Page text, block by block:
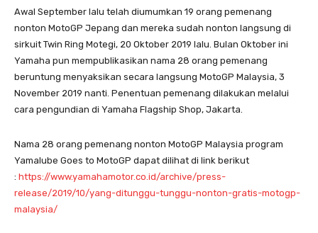
Awal September lalu telah diumumkan 19 orang pemenang
nonton MotoGP Jepang dan mereka sudah nonton langsung di
sirkuit Twin Ring Motegi, 20 Oktober 2019 lalu. Bulan Oktober ini
Yamaha pun mempublikasikan nama 28 orang pemenang
beruntung menyaksikan secara langsung MotoGP Malaysia, 3
November 2019 nanti. Penentuan pemenang dilakukan melalui
cara pengundian di Yamaha Flagship Shop, Jakarta.
Nama 28 orang pemenang nonton MotoGP Malaysia program
Yamalube Goes to MotoGP dapat dilihat di link berikut
: https://www.yamahamotor.co.id/archive/press-
release/2019/10/yang-ditunggu-tunggu-nonton-gratis-motogp-
malaysia/